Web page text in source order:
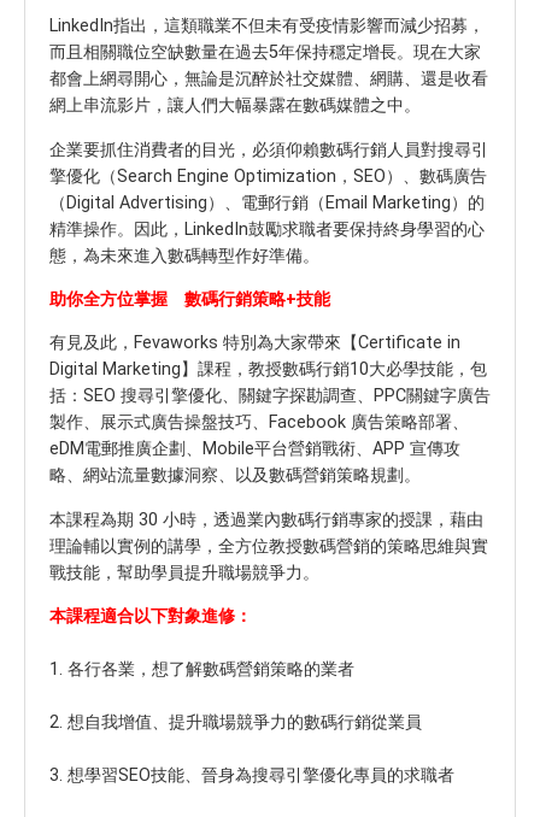
LinkedIn指出，這類職業不但未有受疫情影響而減少招募，
而且相關職位空缺數量在過去5年保持穩定增長。現在大家
都會上網尋開心，無論是沉醉於社交媒體、網購、還是收看
網上串流影片，讓人們大幅暴露在數碼媒體之中。
企業要抓住消費者的目光，必須仰賴數碼行銷人員對搜尋引
擎優化（Search Engine Optimization，SEO）、數碼廣告
（Digital Advertising）、電郵行銷（Email Marketing）的
精準操作。因此，LinkedIn鼓勵求職者要保持終身學習的心
態，為未來進入數碼轉型作好準備。
助你全方位掌握 數碼行銷策略+技能
有見及此，Fevaworks 特別為大家帶來【Certificate in
Digital Marketing】課程，教授數碼行銷10大必學技能，包
括：SEO 搜尋引擎優化、關鍵字探勘調查、PPC關鍵字廣告
製作、展示式廣告操盤技巧、Facebook 廣告策略部署、
eDM電郵推廣企劃、Mobile平台營銷戰術、APP 宣傳攻
略、網站流量數據洞察、以及數碼營銷策略規劃。
本課程為期 30 小時，透過業內數碼行銷專家的授課，藉由
理論輔以實例的講學，全方位教授數碼營銷的策略思維與實
戰技能，幫助學員提升職場競爭力。
本課程適合以下對象進修：
1. 各行各業，想了解數碼營銷策略的業者
2. 想自我增值、提升職場競爭力的數碼行銷從業員
3. 想學習SEO技能、晉身為搜尋引擎優化專員的求職者